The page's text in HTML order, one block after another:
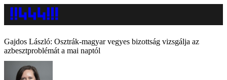
Gajdos László: Osztrák-magyar vegyes bizottság vizsgálja az
azbesztproblémát a mai naptól